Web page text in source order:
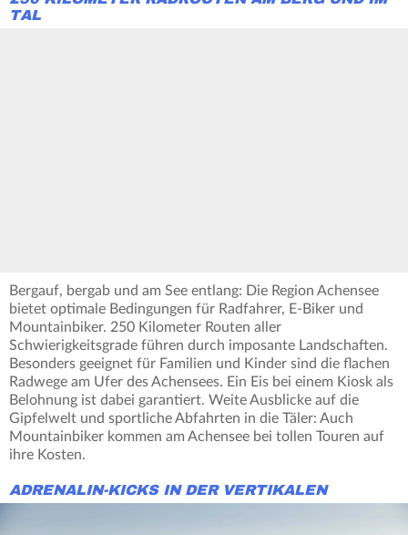
TAL
Bergauf, bergab und am See entlang: Die Region Achensee
bietet optimale Bedingungen für Radfahrer, E-Biker und
Mountainbiker. 250 Kilometer Routen aller
Schwierigkeitsgrade führen durch imposante Landschaften.
Besonders geeignet für Familien und Kinder sind die flachen
Radwege am Ufer des Achensees. Ein Eis bei einem Kiosk als
Belohnung ist dabei garantiert. Weite Ausblicke auf die
Gipfelwelt und sportliche Abfahrten in die Täler: Auch
Mountainbiker kommen am Achensee bei tollen Touren auf
ihre Kosten.
ADRENALIN-KICKS IN DER VERTIKALEN